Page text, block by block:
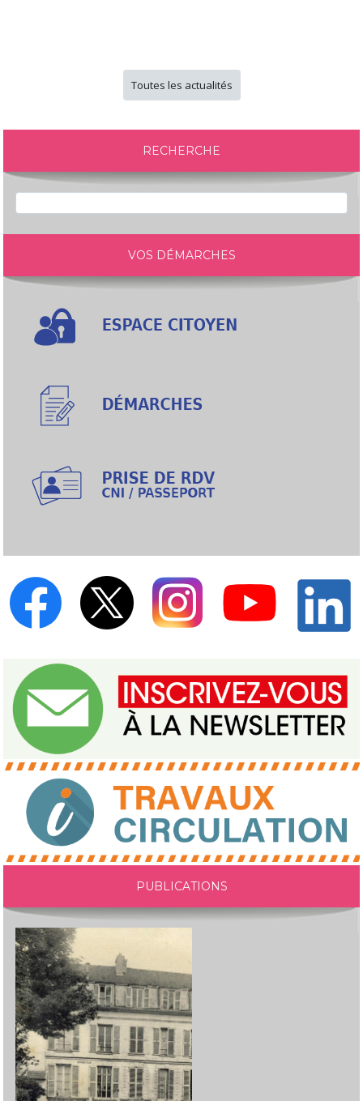
Toutes les actualités
RECHERCHE
VOS DÉMARCHES
PUBLICATIONS